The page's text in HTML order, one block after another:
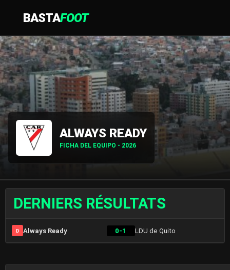
BASTAFOOT
ALWAYS READY
FICHA DEL EQUIPO - 2026
DERNIERS RÉSULTATS
D Always Ready 0-1 LDU de Quito